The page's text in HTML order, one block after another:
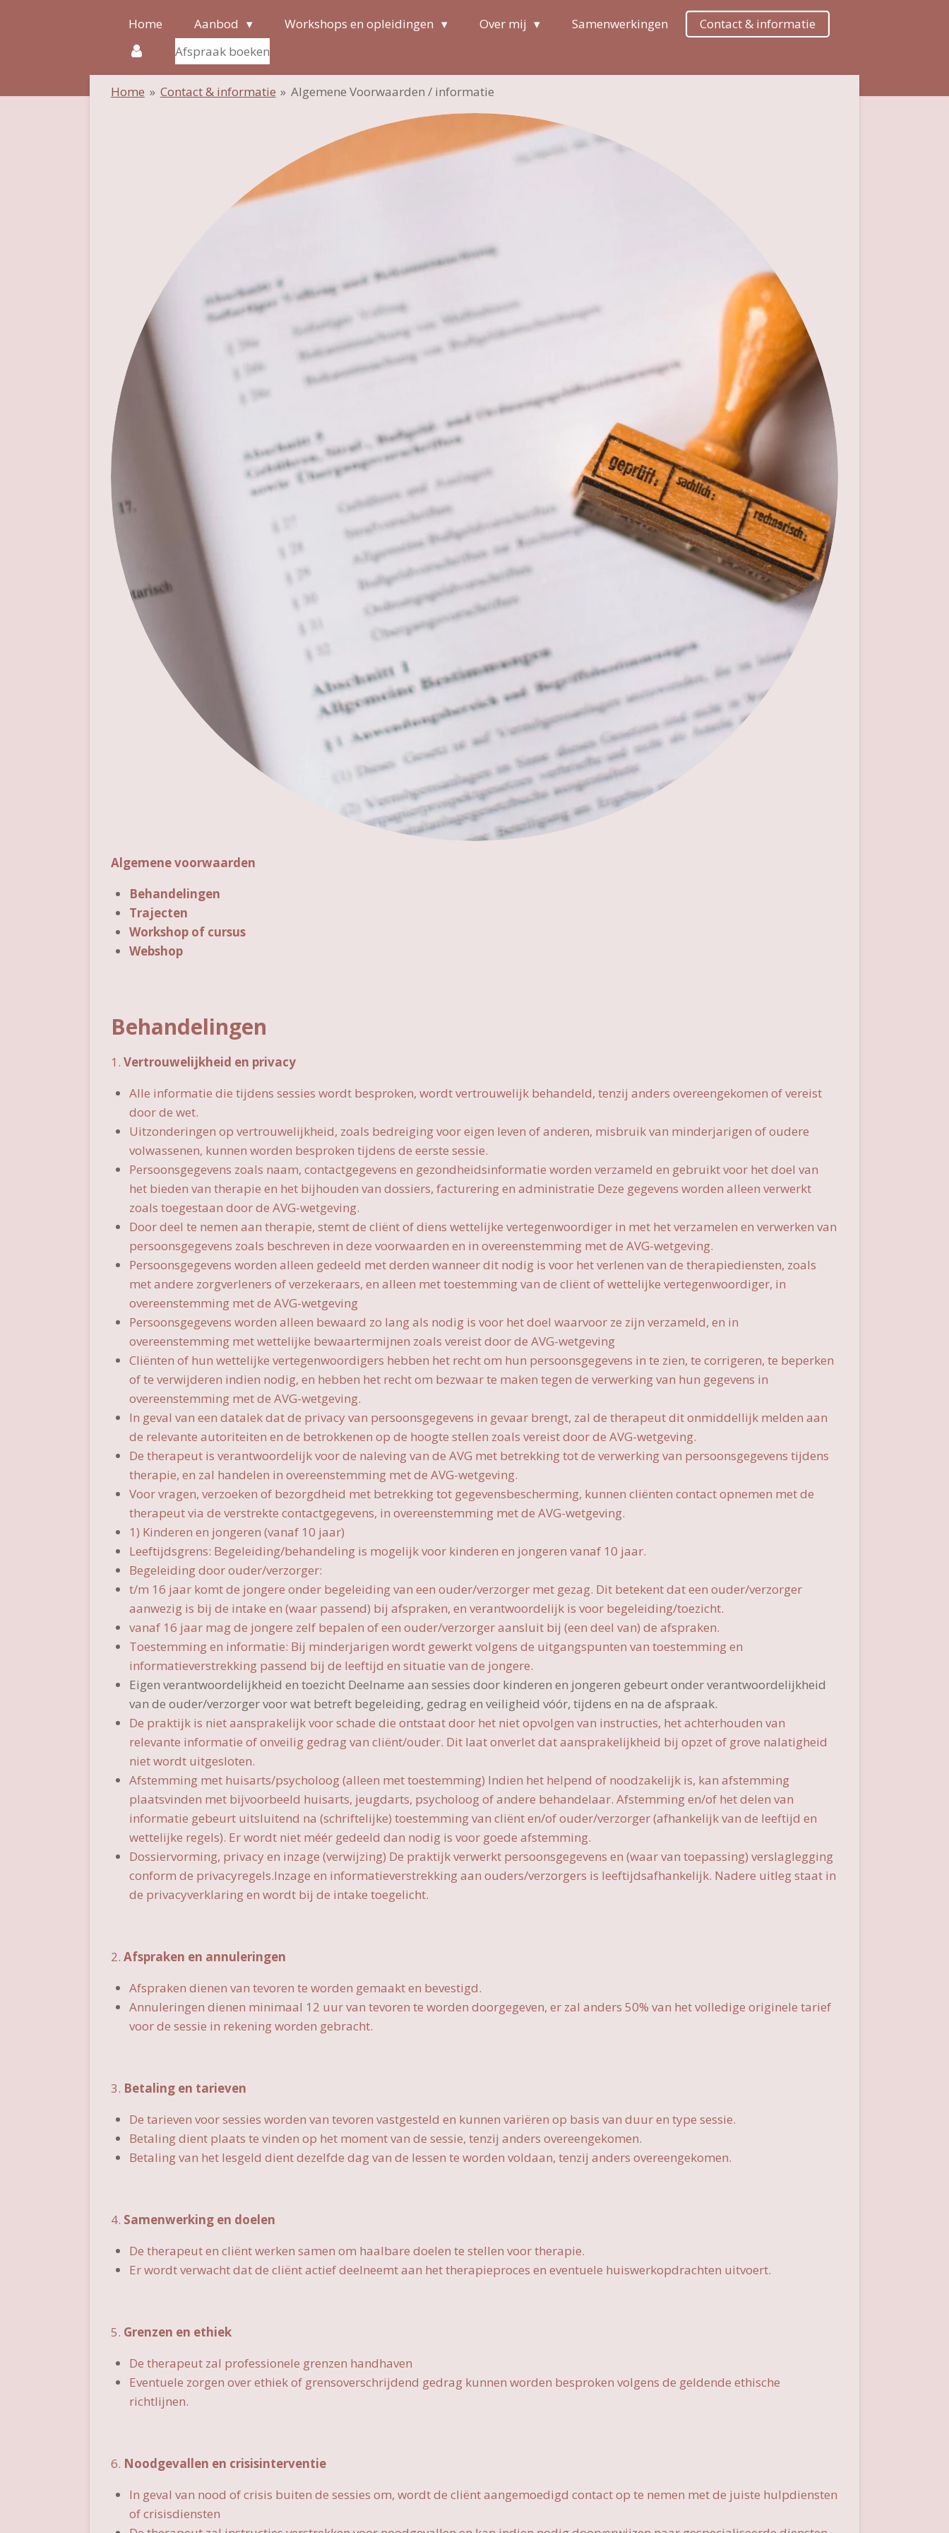
Home Aanbod Workshops en opleidingen Over mij Samenwerkingen
Contact & informatie
Afspraak boeken
Home » Contact & informatie » Algemene Voorwaarden / informatie
Algemene voorwaarden
Behandelingen
Trajecten
Workshop of cursus
Webshop
Behandelingen
1. Vertrouwelijkheid en privacy
Alle informatie die tijdens sessies wordt besproken, wordt vertrouwelijk behandeld, tenzij anders overeengekomen of vereist
door de wet.
Uitzonderingen op vertrouwelijkheid, zoals bedreiging voor eigen leven of anderen, misbruik van minderjarigen of oudere
volwassenen, kunnen worden besproken tijdens de eerste sessie.
Persoonsgegevens zoals naam, contactgegevens en gezondheidsinformatie worden verzameld en gebruikt voor het doel van
het bieden van therapie en het bijhouden van dossiers, facturering en administratie Deze gegevens worden alleen verwerkt
zoals toegestaan door de AVG-wetgeving.
Door deel te nemen aan therapie, stemt de cliënt of diens wettelijke vertegenwoordiger in met het verzamelen en verwerken van
persoonsgegevens zoals beschreven in deze voorwaarden en in overeenstemming met de AVG-wetgeving.
Persoonsgegevens worden alleen gedeeld met derden wanneer dit nodig is voor het verlenen van de therapiediensten, zoals
met andere zorgverleners of verzekeraars, en alleen met toestemming van de cliënt of wettelijke vertegenwoordiger, in
overeenstemming met de AVG-wetgeving
Persoonsgegevens worden alleen bewaard zo lang als nodig is voor het doel waarvoor ze zijn verzameld, en in
overeenstemming met wettelijke bewaartermijnen zoals vereist door de AVG-wetgeving
Cliënten of hun wettelijke vertegenwoordigers hebben het recht om hun persoonsgegevens in te zien, te corrigeren, te beperken
of te verwijderen indien nodig, en hebben het recht om bezwaar te maken tegen de verwerking van hun gegevens in
overeenstemming met de AVG-wetgeving.
In geval van een datalek dat de privacy van persoonsgegevens in gevaar brengt, zal de therapeut dit onmiddellijk melden aan
de relevante autoriteiten en de betrokkenen op de hoogte stellen zoals vereist door de AVG-wetgeving.
De therapeut is verantwoordelijk voor de naleving van de AVG met betrekking tot de verwerking van persoonsgegevens tijdens
therapie, en zal handelen in overeenstemming met de AVG-wetgeving.
Voor vragen, verzoeken of bezorgdheid met betrekking tot gegevensbescherming, kunnen cliënten contact opnemen met de
therapeut via de verstrekte contactgegevens, in overeenstemming met de AVG-wetgeving.
1) Kinderen en jongeren (vanaf 10 jaar)
Leeftijdsgrens: Begeleiding/behandeling is mogelijk voor kinderen en jongeren vanaf 10 jaar.
Begeleiding door ouder/verzorger:
t/m 16 jaar komt de jongere onder begeleiding van een ouder/verzorger met gezag. Dit betekent dat een ouder/verzorger
aanwezig is bij de intake en (waar passend) bij afspraken, en verantwoordelijk is voor begeleiding/toezicht.
vanaf 16 jaar mag de jongere zelf bepalen of een ouder/verzorger aansluit bij (een deel van) de afspraken.
Toestemming en informatie: Bij minderjarigen wordt gewerkt volgens de uitgangspunten van toestemming en
informatieverstrekking passend bij de leeftijd en situatie van de jongere.
Eigen verantwoordelijkheid en toezicht Deelname aan sessies door kinderen en jongeren gebeurt onder verantwoordelijkheid
van de ouder/verzorger voor wat betreft begeleiding, gedrag en veiligheid vóór, tijdens en na de afspraak.
De praktijk is niet aansprakelijk voor schade die ontstaat door het niet opvolgen van instructies, het achterhouden van
relevante informatie of onveilig gedrag van cliënt/ouder. Dit laat onverlet dat aansprakelijkheid bij opzet of grove nalatigheid
niet wordt uitgesloten.
Afstemming met huisarts/psycholoog (alleen met toestemming) Indien het helpend of noodzakelijk is, kan afstemming
plaatsvinden met bijvoorbeeld huisarts, jeugdarts, psycholoog of andere behandelaar. Afstemming en/of het delen van
informatie gebeurt uitsluitend na (schriftelijke) toestemming van cliënt en/of ouder/verzorger (afhankelijk van de leeftijd en
wettelijke regels). Er wordt niet méér gedeeld dan nodig is voor goede afstemming.
Dossiervorming, privacy en inzage (verwijzing) De praktijk verwerkt persoonsgegevens en (waar van toepassing) verslaglegging
conform de privacyregels.Inzage en informatieverstrekking aan ouders/verzorgers is leeftijdsafhankelijk. Nadere uitleg staat in
de privacyverklaring en wordt bij de intake toegelicht.
2. Afspraken en annuleringen
Afspraken dienen van tevoren te worden gemaakt en bevestigd.
Annuleringen dienen minimaal 12 uur van tevoren te worden doorgegeven, er zal anders 50% van het volledige originele tarief
voor de sessie in rekening worden gebracht.
3. Betaling en tarieven
De tarieven voor sessies worden van tevoren vastgesteld en kunnen variëren op basis van duur en type sessie.
Betaling dient plaats te vinden op het moment van de sessie, tenzij anders overeengekomen.
Betaling van het lesgeld dient dezelfde dag van de lessen te worden voldaan, tenzij anders overeengekomen.
4. Samenwerking en doelen
De therapeut en cliënt werken samen om haalbare doelen te stellen voor therapie.
Er wordt verwacht dat de cliënt actief deelneemt aan het therapieproces en eventuele huiswerkopdrachten uitvoert.
5. Grenzen en ethiek
De therapeut zal professionele grenzen handhaven
Eventuele zorgen over ethiek of grensoverschrijdend gedrag kunnen worden besproken volgens de geldende ethische
richtlijnen.
6. Noodgevallen en crisisinterventie
In geval van nood of crisis buiten de sessies om, wordt de cliënt aangemoedigd contact op te nemen met de juiste hulpdiensten
of crisisdiensten